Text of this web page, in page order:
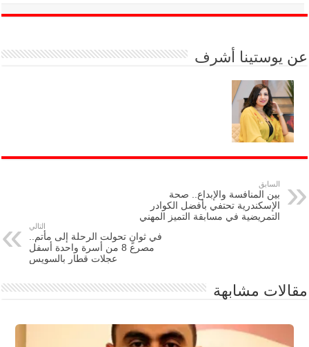
عن يوستينا أشرف
السابق
بين المنافسة والإبداع.. صحة
الإسكندرية تحتفي بأفضل الكوادر
التمريضية في مسابقة التميز المهني
التالي
في ثوانٍ تحولت الرحلة إلى مأتم..
مصرع 8 من أسرة واحدة أسفل
عجلات قطار بالسويس
مقالات مشابهة